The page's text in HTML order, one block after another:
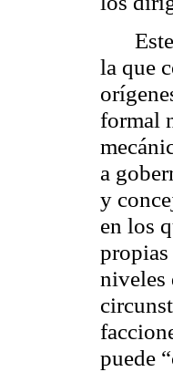
la que
formal
a
y
en los
niveles
puede